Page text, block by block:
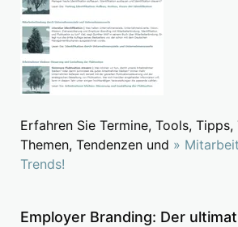
Erfahren Sie Termine, Tools, Tipps,
Themen, Tendenzen und »
Trends!
Employer Branding: Der